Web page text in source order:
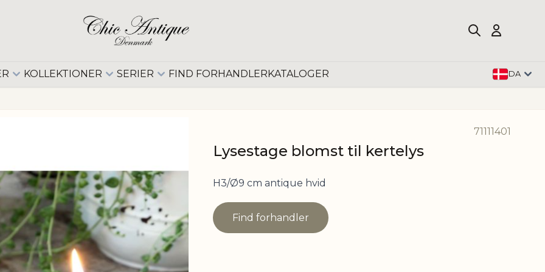
KOLLEKTIONER SERIER FIND FORHANDLERKATALOGER DA
71111401
Lysestage blomst til kertelys
H3/Ø9 cm antique hvid
Find forhandler